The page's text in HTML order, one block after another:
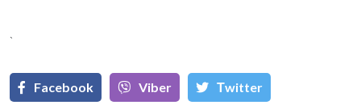
`
Facebook Viber Тwitter